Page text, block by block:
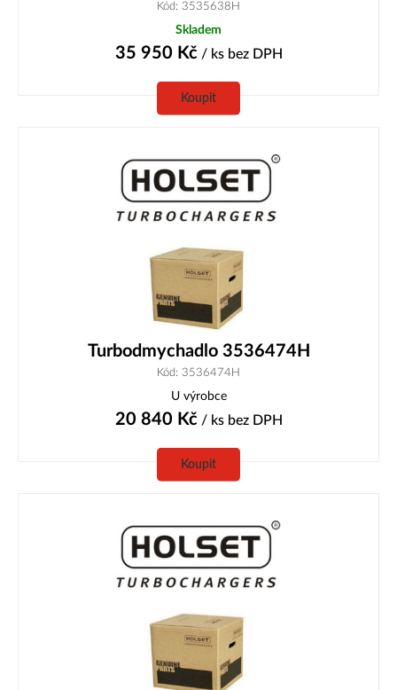
Kód: 3535638H
Skladem
35 950 Kč/ ks bez DPH
Koupit
Turbodmychadlo 3536474H
Kód: 3536474H
U výrobce
20 840 Kč/ ks bez DPH
Koupit